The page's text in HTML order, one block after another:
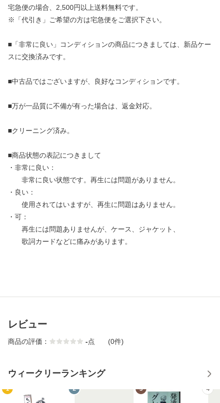
宅急便の場合、2,500円以上送料無料です。
※「代引き」ご希望の方は宅急便をご選択下さい。
■「非常に良い」コンディションの商品につきましては、新品ケー
スに交換済みです。
■中古品ではございますが、良好なコンディションです。
■万が一品質に不備が有った場合は、返金対応。
■クリーニング済み。
■商品状態の表記につきまして
・非常に良い：
非常に良い状態です。再生には問題がありません。
・良い：
使用されてはいますが、再生に問題はありません。
・可：
再生には問題ありませんが、ケース、ジャケット、
歌詞カードなどに痛みがあります。
レビュー
商品の評価： -点 (0件)
ウィークリーランキング
1 2 3 4